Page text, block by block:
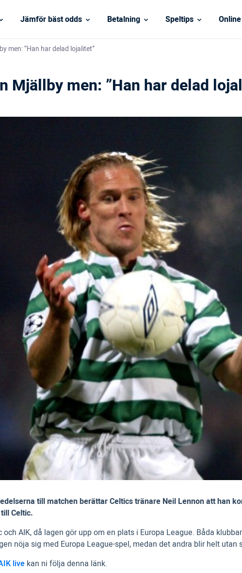
Jämför bäst odds Betalning Speltips
men: ”Han har delad lojalitet”
Mjällby men: ”Han har delad
till matchen berättar Celtics tränare Neil Lennon att han
Celtic.
AIK, då lagen gör upp om en plats i Europa League. Båda
nöja sig med Europa League-spel, medan det andra blir helt
live kan ni följa denna länk.